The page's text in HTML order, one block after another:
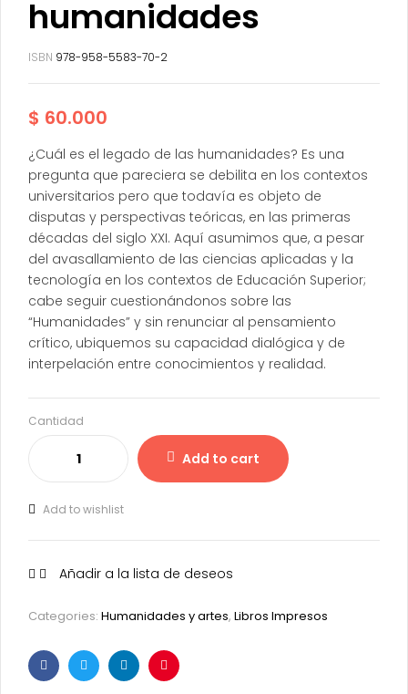
humanidades
ISBN 978-958-5583-70-2
$ 60.000
¿Cuál es el legado de las humanidades? Es una
pregunta que pareciera se debilita en los contextos
universitarios pero que todavía es objeto de
disputas y perspectivas teóricas, en las primeras
décadas del siglo XXI. Aquí asumimos que, a pesar
del avasallamiento de las ciencias aplicadas y la
tecnología en los contextos de Educación Superior;
cabe seguir cuestionándonos sobre las
“Humanidades” y sin renunciar al pensamiento
crítico, ubiquemos su capacidad dialógica y de
interpelación entre conocimientos y realidad.
Cantidad
Add to cart
Add to wishlist
Añadir a la lista de deseos
Categories: Humanidades y artes, Libros Impresos
FacebookTwitterLinkedinPinterest